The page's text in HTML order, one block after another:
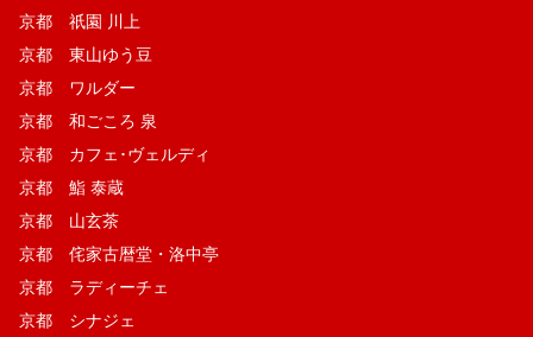
京都 祇園 川上
京都 東山ゆう豆
京都 ワルダー
京都 和ごころ 泉
京都 カフェ･ヴェルディ
京都 鮨 泰蔵
京都 山玄茶
京都 侘家古暦堂・洛中亭
京都 ラディーチェ
京都 シナジェ